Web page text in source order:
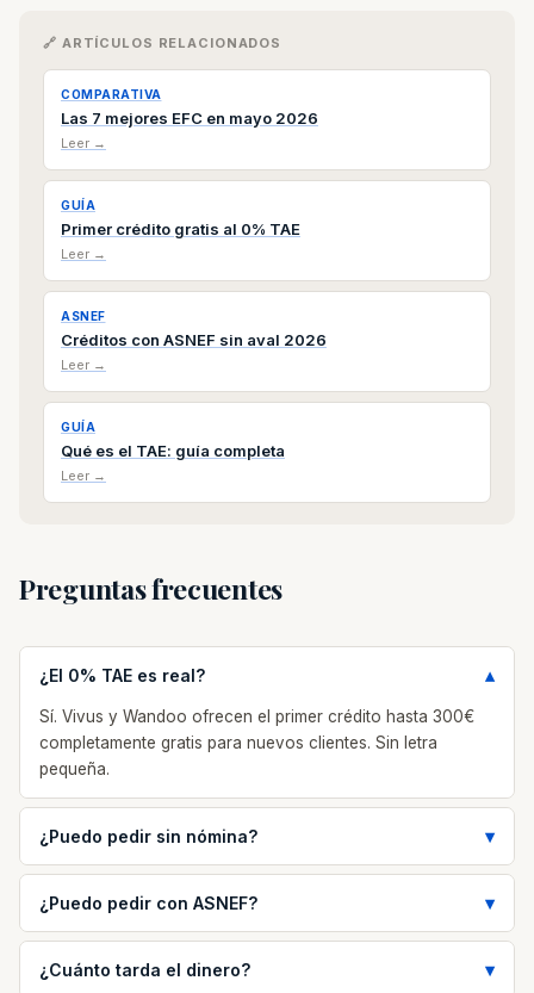
🔗 ARTÍCULOS RELACIONADOS
COMPARATIVA
Las 7 mejores EFC en mayo 2026
Leer →
GUÍA
Primer crédito gratis al 0% TAE
Leer →
ASNEF
Créditos con ASNEF sin aval 2026
Leer →
GUÍA
Qué es el TAE: guía completa
Leer →
Preguntas frecuentes
¿El 0% TAE es real?
Sí. Vivus y Wandoo ofrecen el primer crédito hasta 300€
completamente gratis para nuevos clientes. Sin letra
pequeña.
¿Puedo pedir sin nómina?
¿Puedo pedir con ASNEF?
¿Cuánto tarda el dinero?